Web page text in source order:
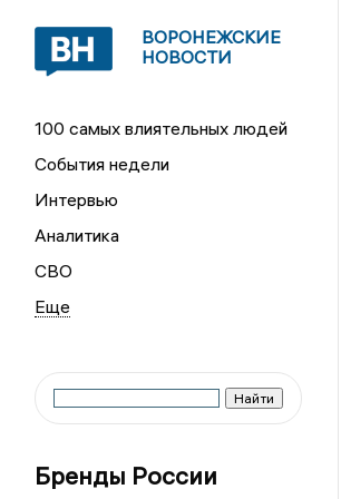
ВОРОНЕЖСКИЕ
НОВОСТИ
100 самых влиятельных людей
События недели
Интервью
Аналитика
СВО
Бренды России